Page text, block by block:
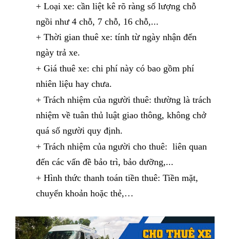
+ Loại xe: cần liệt kê rõ ràng số lượng chỗ
ngồi như 4 chỗ, 7 chỗ, 16 chỗ,...
+ Thời gian thuê xe: tính từ ngày nhận đến
ngày trả xe.
+ Giá thuê xe: chi phí này có bao gồm phí
nhiên liệu hay chưa.
+ Trách nhiệm của người thuê: thường là trách
nhiệm về tuân thủ luật giao thông, không chở
quá số người quy định.
+ Trách nhiệm của người cho thuê: liên quan
đến các vấn đề bảo trì, bảo dưỡng,...
+ Hình thức thanh toán tiền thuê: Tiền mặt,
chuyển khoản hoặc thẻ,…